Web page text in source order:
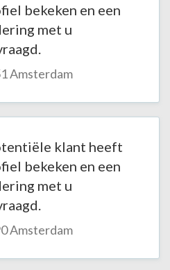
bekeken en een
met u
Amsterdam
klant heeft
bekeken en een
met u
Amsterdam